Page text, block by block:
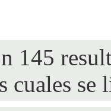
145
cuales se